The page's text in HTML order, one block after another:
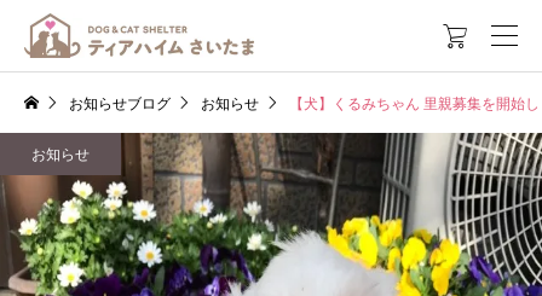

お知らせブログ お知らせ 【犬】くるみちゃん 里親募集を開始
お知らせ